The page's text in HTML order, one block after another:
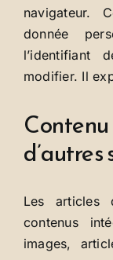
navigateur.
donnée
l’identifiant
modifier. Il
d’autres
Les articles
contenus
images,